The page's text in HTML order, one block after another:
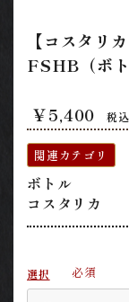
【コスタリ
FSHB（ボト
￥5,400 税込
関連カテゴリ
ボトル
コスタリカ
選択 必須